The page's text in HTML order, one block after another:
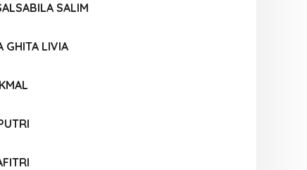
SALIM
GHITA LIVIA